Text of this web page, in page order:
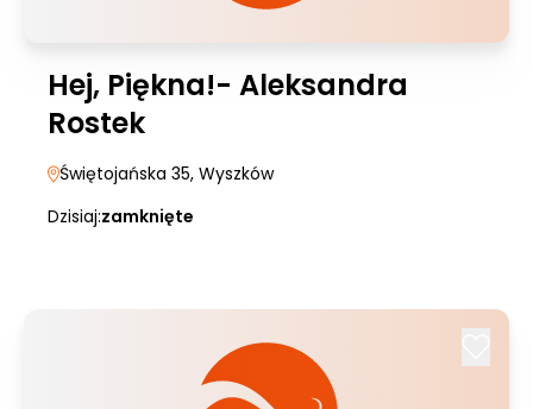
Hej, Piękna!- Aleksandra
Rostek
Świętojańska 35, Wyszków
Dzisiaj:zamknięte